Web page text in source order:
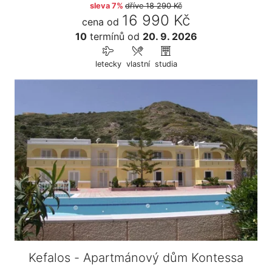
sleva 7% dříve18 290 Kč
cena od 16 990 Kč
10termínů od 20. 9. 2026
letecky vlastní studia
Kefalos - Apartmánový dům Kontessa